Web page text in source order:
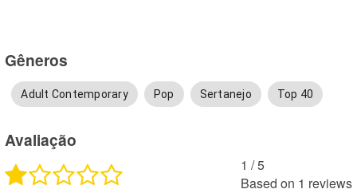
Gêneros
Adult Contemporary Pop Sertanejo Top 40
Avaliação
1 /5
Based on 1 reviews